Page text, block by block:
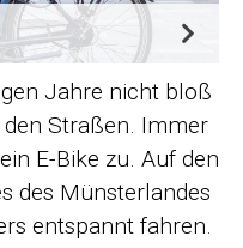
Jahre nicht bloß
Straßen. Immer
E-Bike zu. Auf den
des Münsterlandes
entspannt fahren.